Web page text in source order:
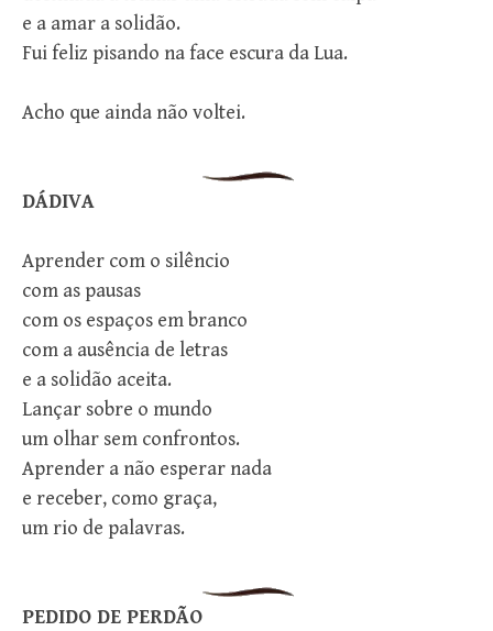
e a amar a solidão.
Fui feliz pisando na face escura da Lua.
Acho que ainda não voltei.
DÁDIVA
Aprender com o silêncio
com as pausas
com os espaços em branco
com a ausência de letras
e a solidão aceita.
Lançar sobre o mundo
um olhar sem confrontos.
Aprender a não esperar nada
e receber, como graça,
um rio de palavras.
PEDIDO DE PERDÃO